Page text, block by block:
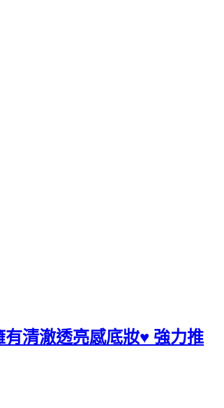
清澈透亮感底妝♥ 強力推